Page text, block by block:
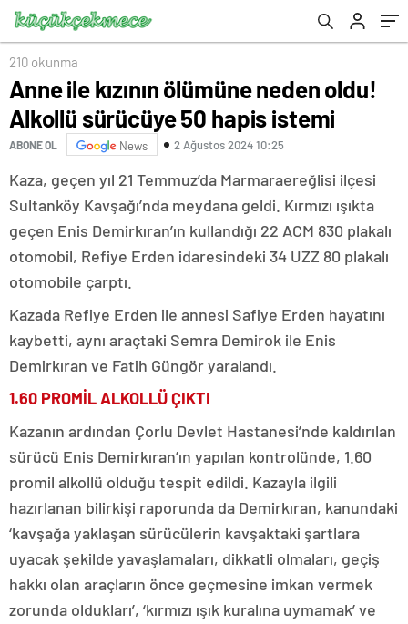
210 okunma
Anne ile kızının ölümüne neden oldu!
Alkollü sürücüye 50 hapis istemi
ABONE OL News 2 Ağustos 2024 10:25
Kaza, geçen yıl 21 Temmuz’da Marmaraereğlisi ilçesi
Sultanköy Kavşağı’nda meydana geldi. Kırmızı ışıkta
geçen Enis Demirkıran’ın kullandığı 22 ACM 830 plakalı
otomobil, Refiye Erden idaresindeki 34 UZZ 80 plakalı
otomobile çarptı.
Kazada Refiye Erden ile annesi Safiye Erden hayatını
kaybetti, aynı araçtaki Semra Demirok ile Enis
Demirkıran ve Fatih Güngör yaralandı.
1.60 PROMİL ALKOLLÜ ÇIKTI
Kazanın ardından Çorlu Devlet Hastanesi’nde kaldırılan
sürücü Enis Demirkıran’ın yapılan kontrolünde, 1.60
promil alkollü olduğu tespit edildi. Kazayla ilgili
hazırlanan bilirkişi raporunda da Demirkıran, kanundaki
‘kavşağa yaklaşan sürücülerin kavşaktaki şartlara
uyacak şekilde yavaşlamaları, dikkatli olmaları, geçiş
hakkı olan araçların önce geçmesine imkan vermek
zorunda oldukları’, ‘kırmızı ışık kuralına uymamak’ ve